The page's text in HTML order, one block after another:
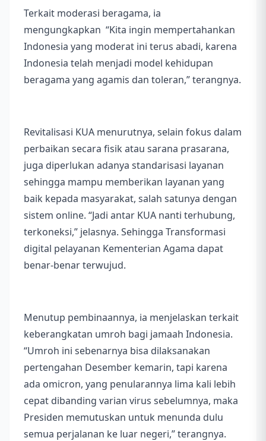
Terkait moderasi beragama, ia
mengungkapkan “Kita ingin mempertahankan
Indonesia yang moderat ini terus abadi, karena
Indonesia telah menjadi model kehidupan
beragama yang agamis dan toleran,” terangnya.
Revitalisasi KUA menurutnya, selain fokus dalam
perbaikan secara fisik atau sarana prasarana,
juga diperlukan adanya standarisasi layanan
sehingga mampu memberikan layanan yang
baik kepada masyarakat, salah satunya dengan
sistem online. “Jadi antar KUA nanti terhubung,
terkoneksi,” jelasnya. Sehingga Transformasi
digital pelayanan Kementerian Agama dapat
benar-benar terwujud.
Menutup pembinaannya, ia menjelaskan terkait
keberangkatan umroh bagi jamaah Indonesia.
“Umroh ini sebenarnya bisa dilaksanakan
pertengahan Desember kemarin, tapi karena
ada omicron, yang penularannya lima kali lebih
cepat dibanding varian virus sebelumnya, maka
Presiden memutuskan untuk menunda dulu
semua perjalanan ke luar negeri,” terangnya.